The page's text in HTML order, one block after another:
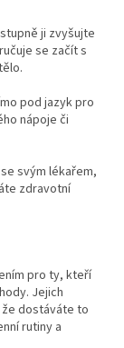
ji zvyšujte
se začít s
pod jazyk pro
nápoje či
svým lékařem,
zdravotní
pro ty, kteří
Jejich
dostáváte to
rutiny a